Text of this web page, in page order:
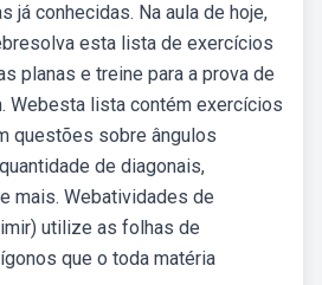
já conhecidas. Na aula de hoje,
esta lista de exercícios
planas e treine para a prova de
Webesta lista contém exercícios
questões sobre ângulos
de diagonais,
mais. Webatividades de
utilize as folhas de
que o toda matéria